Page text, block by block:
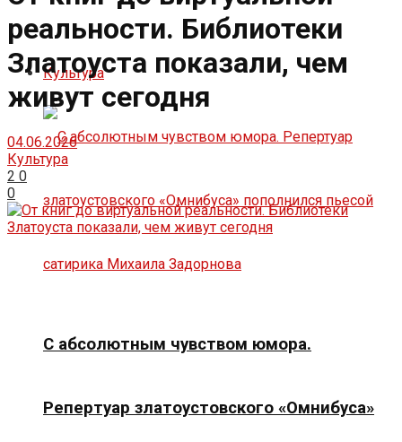
Культура
С абсолютным чувством юмора.
Репертуар златоустовского «Омнибуса»
реальности. Библиотеки
Златоуста показали, чем
живут сегодня
04.06.2026
Культура
2 0
0